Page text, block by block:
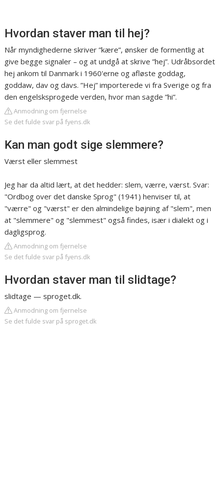
Hvordan staver man til hej?
Når myndighederne skriver ”kære”, ønsker de formentlig at
give begge signaler – og at undgå at skrive ”hej”. Udråbsordet
hej ankom til Danmark i 1960'erne og afløste goddag,
goddaw, dav og davs. ”Hej” importerede vi fra Sverige og fra
den engelsksprogede verden, hvor man sagde ”hi”.
Anmodning om fjernelse
Se det fulde svar på fyens.dk
Kan man godt sige slemmere?
Værst eller slemmest
Jeg har da altid lært, at det hedder: slem, værre, værst. Svar:
"Ordbog over det danske Sprog" (1941) henviser til, at
"værre" og "værst" er den almindelige bøjning af "slem", men
at "slemmere" og "slemmest" også findes, især i dialekt og i
dagligsprog.
Anmodning om fjernelse
Se det fulde svar på fyens.dk
Hvordan staver man til slidtage?
slidtage — sproget.dk.
Anmodning om fjernelse
Se det fulde svar på sproget.dk